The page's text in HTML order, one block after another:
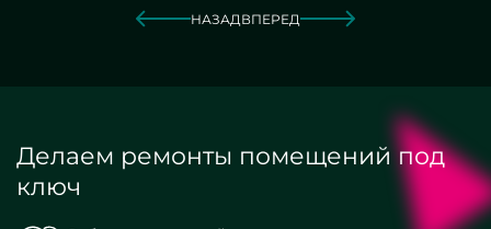
НАЗАД ВПЕРЕД
Делаем ремонты помещений под
ключ